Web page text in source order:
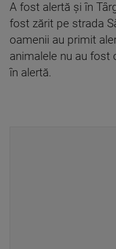
A fost alertă şi în
fost zărit pe strada
oamenii au primit
animalele nu au fost
în alertă.